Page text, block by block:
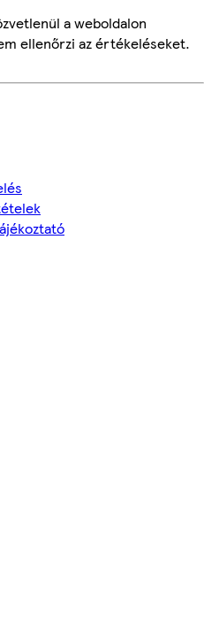
a weboldalon
ellenőrzi az értékeléseket.